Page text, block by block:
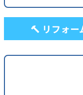
🔨 リフォ